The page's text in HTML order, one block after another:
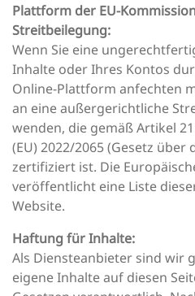
Plattform der EU-
Streitbeilegung:
Wenn Sie eine
Inhalte oder Ihres Kontos
Online-Plattform anfechten
an eine außergerichtliche
wenden, die gemäß Artikel
(EU) 2022/2065 (Gesetz über
zertifiziert ist. Die
veröffentlicht eine Liste
Website.
Haftung für Inhalte:
Als Diensteanbieter sind wir
eigene Inhalte auf diesen